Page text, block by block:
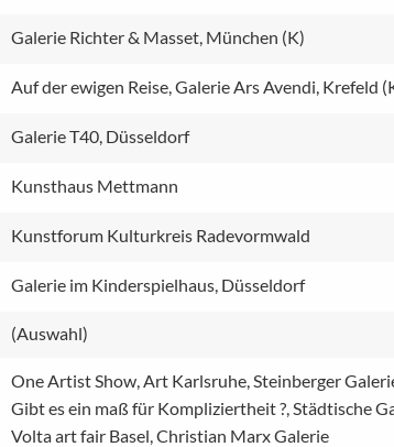
Galerie Richter & Masset, München (K)
Auf der ewigen Reise, Galerie Ars Avendi, Krefeld
Galerie T40, Düsseldorf
Kunsthaus Mettmann
Kunstforum Kulturkreis Radevormwald
Galerie im Kinderspielhaus, Düsseldorf
(Auswahl)
One Artist Show, Art Karlsruhe, Steinberger
Gibt es ein maß für Kompliziertheit ?, Städtische
Volta art fair Basel, Christian Marx Galerie